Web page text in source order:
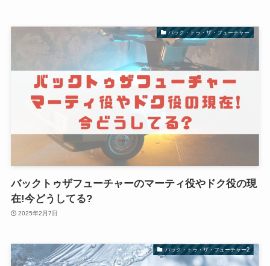
バック・トゥ・ザ・フューチャー
バックトゥザフューチャーのマーティ役やドク役の現
在!今どうしてる?
2025年2月7日
バック・トゥ・ザ・フューチャー2